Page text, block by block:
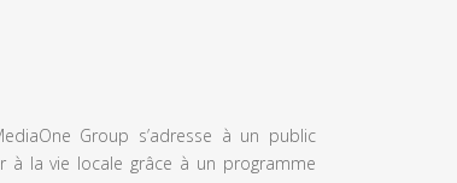
Group s’adresse à un public
à la vie locale grâce à un programme